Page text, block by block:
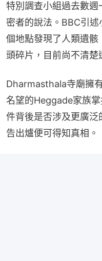
特別調查小組過去數
密者的說法。BBC引
個地點發現了人類遺
頭碎片，目前尚不清楚
Dharmasthala寺廟擁
名望的Heggade家族
件背後是否涉及更廣
告出爐便可得知真相。